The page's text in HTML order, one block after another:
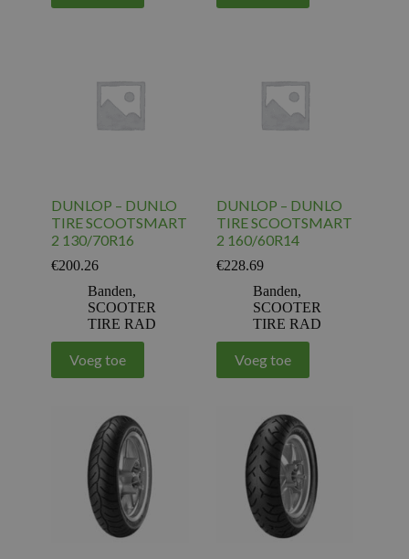
DUNLOP – DUNLO
TIRE SCOOTSMART
2 130/70R16
€200.26
Banden,
SCOOTER
TIRE RAD
Voeg toe
DUNLOP – DUNLO
TIRE SCOOTSMART
2 160/60R14
€228.69
Banden,
SCOOTER
TIRE RAD
Voeg toe